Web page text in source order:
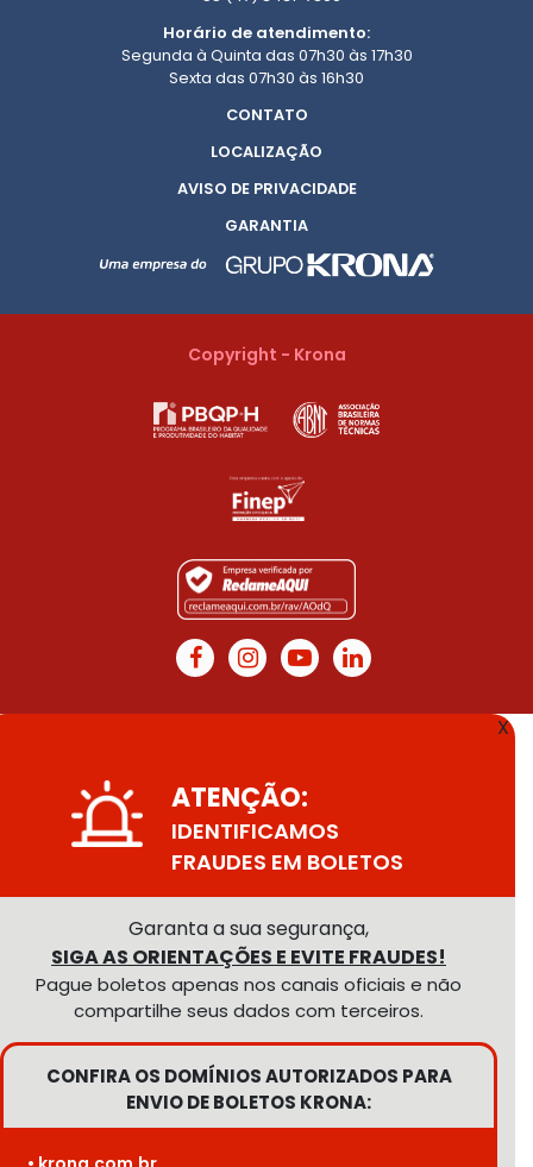
Horário de atendimento:
Segunda à Quinta das 07h30 às 17h30
Sexta das 07h30 às 16h30
CONTATO
LOCALIZAÇÃO
AVISO DE PRIVACIDADE
GARANTIA
Copyright - Krona
X
ATENÇÃO:
IDENTIFICAMOS
FRAUDES EM BOLETOS
Garanta a sua segurança,
SIGA AS ORIENTAÇÕES E EVITE FRAUDES!
Pague boletos apenas nos canais oficiais e não
compartilhe seus dados com terceiros.
CONFIRA OS DOMÍNIOS AUTORIZADOS PARA
ENVIO DE BOLETOS KRONA: